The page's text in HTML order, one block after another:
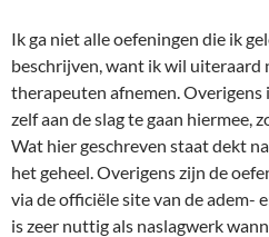
Ik ga niet alle oefeningen die ik
beschrijven, want ik wil uiteraard
therapeuten afnemen.
zelf aan de slag te gaan hiermee,
Wat hier geschreven staat dekt
het geheel. Overigens zijn de
via de officiële site van de adem-
is zeer nuttig als naslagwerk